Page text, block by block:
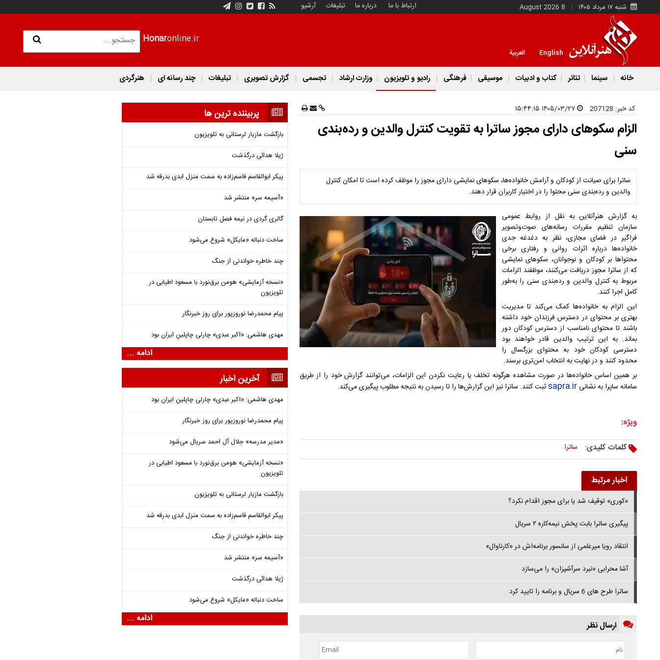
شنبه ۱۷ مرداد ۱۴۰۵ 8 August 2026 ارتباط با ما درباره ما تبلیغات آرشیو
Honaronline.ir
English العربية
خانه سینما تئاتر کتاب و ادبیات موسیقی فرهنگی رادیو و تلویزیون وزارت ارشاد تجسمی گزارش تصویری تبلیغات چند رسانه ای هنرگردی
کد خبر: 207128
الزام سکوهای دارای مجوز ساترا به تقویت کنترل والدین و رده‌بندی
سنی
ساترا برای صیانت از کودکان و آرامش خانواده‌ها، سکوهای نمایشی دارای مجوز را موظف کرده است تا امکان کنترل
والدین و رده‌بندی سنی محتوا را در اختیار کاربران قرار دهند.
به گزارش هنرآنلاین به نقل از روابط عمومی
سازمان تنظیم مقررات رسانه‌های صوت‌وتصویر
فراگیر در فضای مجازی، نظر به دغدغه جدی
خانواده‌ها درباره اثرات روانی و رفتاری برخی
محتواها بر کودکان و نوجوانان، سکوهای نمایشی
که از ساترا مجوز دریافت می‌کنند، موظفند الزامات
مربوط به کنترل والدین و رده‌بندی سنی را به‌طور
کامل اجرا کنند.
این الزام به خانواده‌ها کمک می‌کند تا مدیریت
بهتری بر محتوای در دسترس فرزندان خود داشته
باشند تا محتوای نامناسب از دسترس کودکان دور
بماند. به این ترتیب والدین قادر خواهند بود
دسترسی کودکان خود به محتوای بزرگسال را
محدود کنند و در نهایت به انتخاب امن‌تری برسند.
بر همین اساس خانواده‌ها در صورت مشاهده هرگونه تخلف یا رعایت نکردن این الزامات، می‌توانند گزارش خود را از طریق
سامانه ساپرا به نشانی sapra.irثبت کنند. ساترا نیز این گزارش‌ها را تا رسیدن به نتیجه مطلوب پیگیری می‌کند.
ویژه:
کلمات کلیدی:
ساترا
اخبار مرتبط
«کوری» توقیف شد یا برای مجوز اقدام نکرد؟
پیگیری ساترا بابت پخش نیمه‌کاره ۲ سریال
انتقاد رویا میرعلمی از سانسور برنامه‌اش در «کارناوال»
آشا محرابی «نبرد سرآشپزان» را می‌سازد
ساترا طرح های 6 سریال و برنامه را تایید کرد
ارسال نظر
پربیننده ترین ها
بازگشت مازیار لرستانی به تلویزیون
ژیلا هدائی درگذشت
پیکر ابوالقاسم قاسم‌زاده به سمت منزل ابدی بدرقه شد
«آسیمه سر» منتشر شد
گالری گردی در نیمه فصل تابستان
ساخت دنباله «مایکل» شروع می‌شود
چند خاطره خواندنی از جنگ
«نسخه آزمایشی» هومن برق‌نورد با مسعود اطیابی در
تلویزیون
پیام محمدرضا نوروزپور برای روز خبرنگار
مهدی هاشمی: «اکبر عبدی» چارلی چاپلینِ ایران بود
ادامه ...
آخرین اخبار
مهدی هاشمی: «اکبر عبدی» چارلی چاپلینِ ایران بود
پیام محمدرضا نوروزپور برای روز خبرنگار
«مدیر مدرسه» جلال آل احمد سریال می‌شود
«نسخه آزمایشی» هومن برق‌نورد با مسعود اطیابی در
تلویزیون
بازگشت مازیار لرستانی به تلویزیون
پیکر ابوالقاسم قاسم‌زاده به سمت منزل ابدی بدرقه شد
چند خاطره خواندنی از جنگ
«آسیمه سر» منتشر شد
ژیلا هدائی درگذشت
ساخت دنباله «مایکل» شروع می‌شود
ادامه ...